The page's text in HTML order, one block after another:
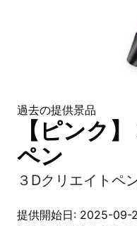
過去の提供景品
【ピンク
ペン
３Dクリエイトペ
提供開始日: 2025-09-